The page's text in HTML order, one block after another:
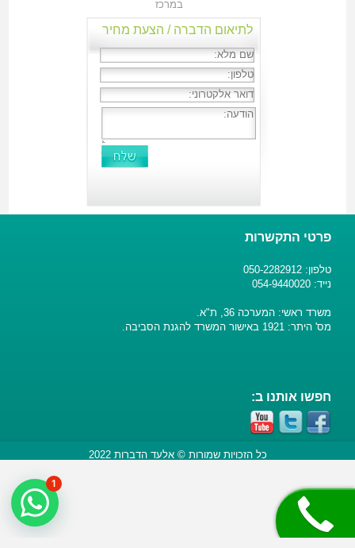
במרכז
לתיאום הדברה / הצעת מחיר
פרטי התקשרות
טלפון: 050-2282912
נייד: 054-9440020
משרד ראשי: המערכה 36, ת"א.
מס' היתר: 1921 באישור המשרד להגנת הסביבה.
חפשו אותנו ב:
כל הזכויות שמורות © אלעד הדברות 2022
1